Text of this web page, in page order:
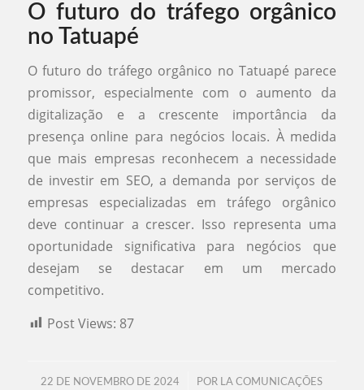
O futuro do tráfego orgânico
no Tatuapé
O futuro do tráfego orgânico no Tatuapé parece
promissor, especialmente com o aumento da
digitalização e a crescente importância da
presença online para negócios locais. À medida
que mais empresas reconhecem a necessidade
de investir em SEO, a demanda por serviços de
empresas especializadas em tráfego orgânico
deve continuar a crescer. Isso representa uma
oportunidade significativa para negócios que
desejam se destacar em um mercado
competitivo.
Post Views: 87
22 DE NOVEMBRO DE 2024
/ POR LA COMUNICAÇÕES